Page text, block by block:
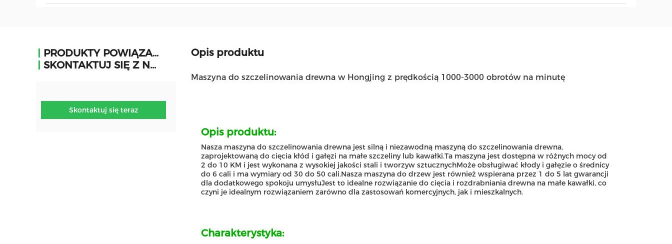
PRODUKTY POWIĄZANE
SKONTAKTUJ SIĘ Z NAMI
Skontaktuj się teraz
Opis produktu
Maszyna do szczelinowania drewna w Hongjing z prędkością 1000-3000 obrotów na minutę
Opis produktu:
Nasza maszyna do szczelinowania drewna jest silną i niezawodną maszyną do szczelinowania drewna,
zaprojektowaną do cięcia kłód i gałęzi na małe szczeliny lub kawałki.Ta maszyna jest dostępna w różnych mocy od
2 do 10 KM i jest wykonana z wysokiej jakości stali i tworzyw sztucznychMoże obsługiwać kłody i gałęzie o średnicy
do 6 cali i ma wymiary od 30 do 50 cali.Nasza maszyna do drzew jest również wspierana przez 1 do 5 lat gwarancji
dla dodatkowego spokoju umysłuJest to idealne rozwiązanie do cięcia i rozdrabniania drewna na małe kawałki, co
czyni je idealnym rozwiązaniem zarówno dla zastosowań komercyjnych, jak i mieszkalnych.
Charakterystyka: